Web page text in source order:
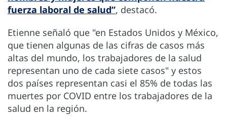
fuerza laboral de salud”, destacó.
Etienne señaló que "en Estados Unidos y México,
que tienen algunas de las cifras de casos más
altas del mundo, los trabajadores de la salud
representan uno de cada siete casos" y estos
dos países representan casi el 85% de todas las
muertes por COVID entre los trabajadores de la
salud en la región.